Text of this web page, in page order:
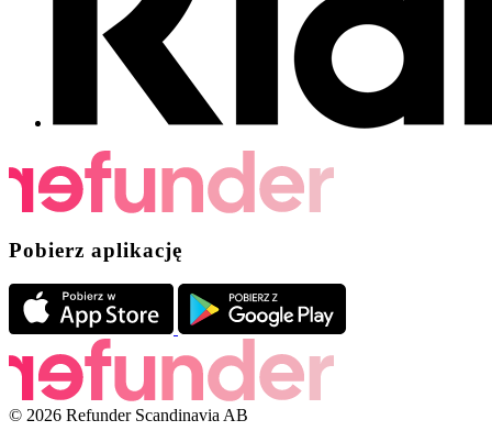
Pobierz aplikację
© 2026 Refunder Scandinavia AB